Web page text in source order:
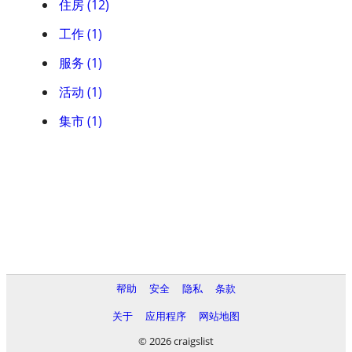
住房 (12)
工作 (1)
服务 (1)
活动 (1)
集市 (1)
帮助 安全 隐私
条款
关于
应用程序
网站地图
© 2026 craigslist